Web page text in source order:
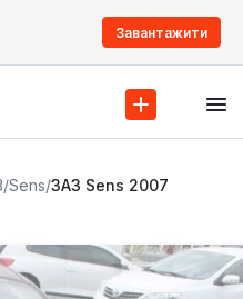
Завантажити
/Sens/ЗАЗ Sens 2007